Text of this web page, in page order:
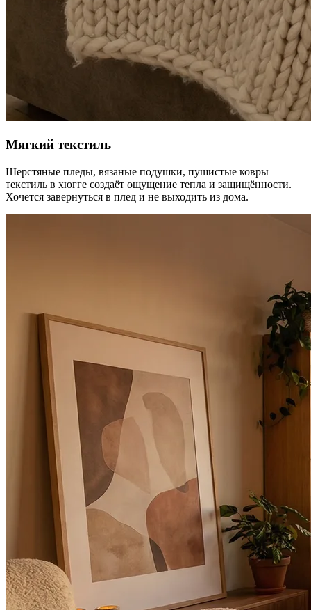
Мягкий текстиль
Шерстяные пледы, вязаные подушки, пушистые ковры —
текстиль в хюгге создаёт ощущение тепла и защищённости.
Хочется завернуться в плед и не выходить из дома.